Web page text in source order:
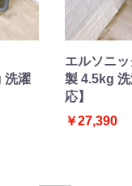
洗濯
エルソニ
製 4.5kg
応】
￥27,390